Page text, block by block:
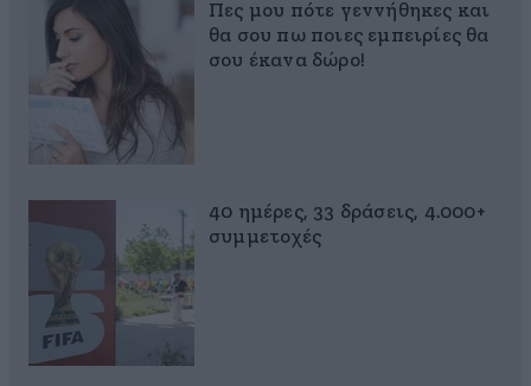
Πες μου πότε γεννήθηκες και
θα σου πω ποιες εμπειρίες θα
σου έκανα δώρο!
40 ημέρες, 33 δράσεις, 4.000+
συμμετοχές